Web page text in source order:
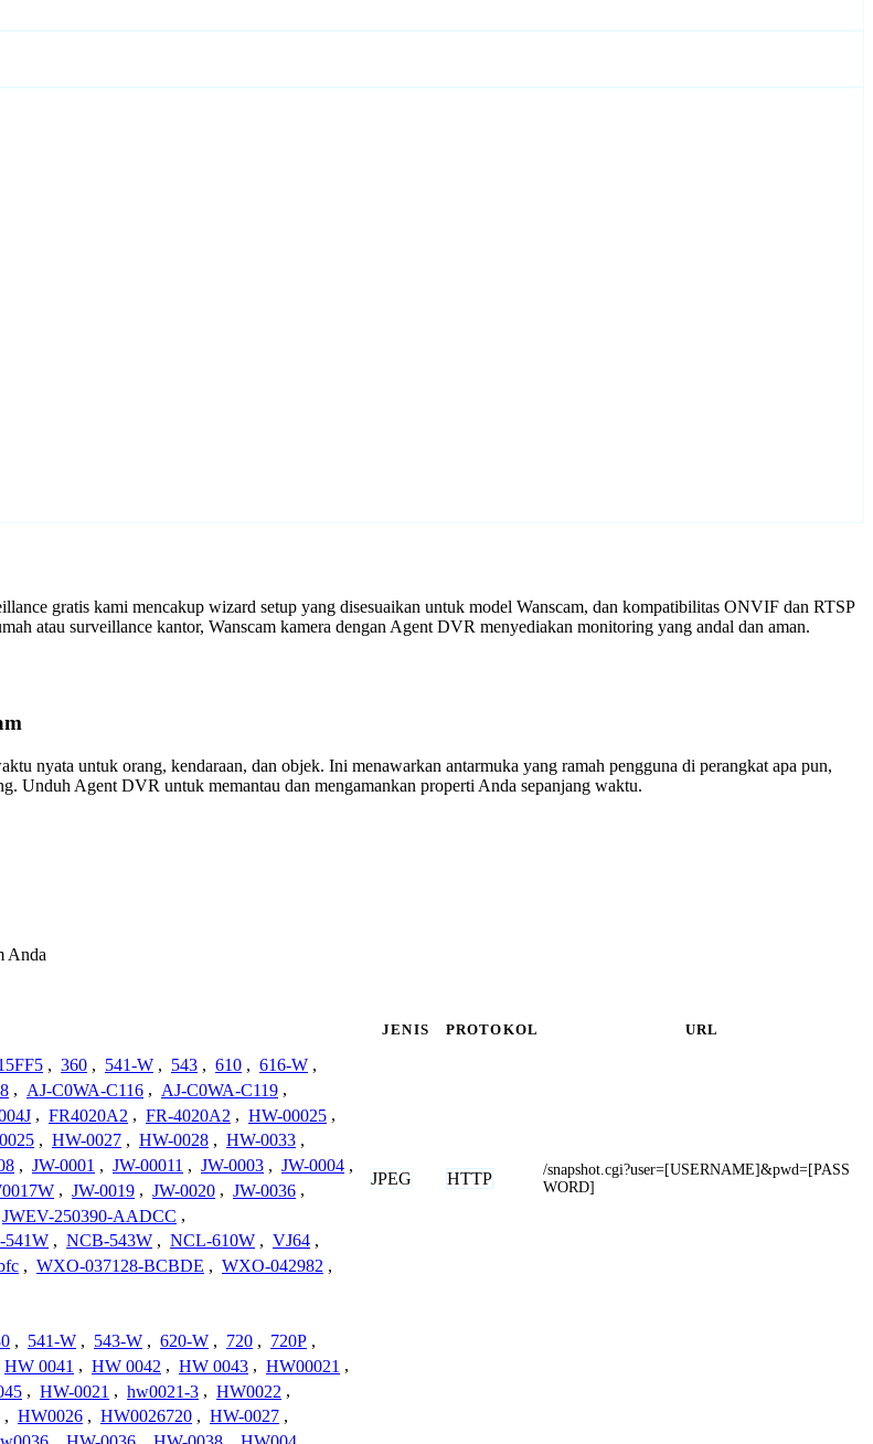
gratis kami mencakup wizard setup yang disesuaikan untuk model Wanscam, dan kompatibilitas ONVIF dan RTSP
atau surveillance kantor, Wanscam kamera dengan Agent DVR menyediakan monitoring yang andal dan aman.
nyata untuk orang, kendaraan, dan objek. Ini menawarkan antarmuka yang ramah pengguna di perangkat apa pun,
Unduh Agent DVR untuk memantau dan mengamankan properti Anda sepanjang waktu.
Anda
JENIS PROTOKOL URL
, 360 , 541-W , 543 , 610 , 616-W ,
, AJ-C0WA-C116 , AJ-C0WA-C119 ,
, FR4020A2 , FR-4020A2 , HW-00025 ,
, HW-0027 , HW-0028 , HW-0033 ,
, JW-0001 , JW-00011 , JW-0003 , JW-0004 ,
, JW-0019 , JW-0020 , JW-0036 ,
JWEV-250390-AADCC ,
541W , NCB-543W , NCL-610W , VJ64 ,
, WXO-037128-BCBDE , WXO-042982 ,
JPEG HTTP
/snapshot.cgi?user=[USERNAME]&pwd=[PASS
WORD]
, 541-W , 543-W , 620-W , 720 , 720P ,
HW 0041 , HW 0042 , HW 0043 , HW00021 ,
, HW-0021 , hw0021-3 , HW0022 ,
, HW0026 , HW0026720 , HW-0027 ,